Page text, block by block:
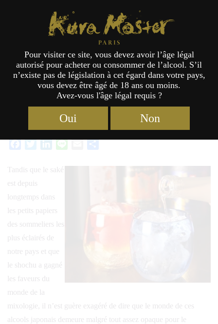
KURA GAZETTE
Le plus tropical des alcools nippons
Anecdotes
FacebookTwitterLinkedIn Email
Tandis que le saké
est depuis
longtemps dans
les petits papiers
des sommeliers les
plus éclairés de
notre pays et que
le shochu a gagné
les faveurs du
monde de la
mixologie, il n’est guère exagéré de dire que le monde de ces
alcools japonais demeure malgré tout assez opaque pour le
Kura Master Paris
Pour visiter ce site, vous devez avoir l’âge légal
autorisé pour acheter ou consommer de l’alcool. S’il
n’existe pas de législation à cet égard dans votre pays,
vous devez être âgé de 18 ans ou moins.
Avez-vous l'âge légal requis ?
Oui Non